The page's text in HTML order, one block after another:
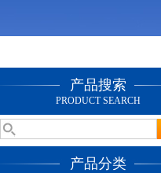
产品搜索
PRODUCT SEARCH
产品分类